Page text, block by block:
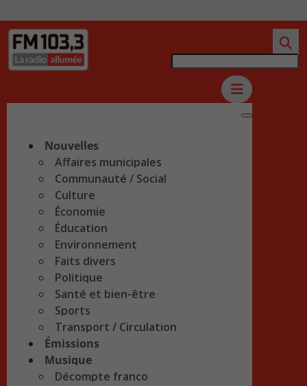
Nouvelles
Affaires municipales
Communauté / Social
Culture
Économie
Éducation
Environnement
Faits divers
Politique
Santé et bien-être
Sports
Transport / Circulation
Émissions
Musique
Décompte franco